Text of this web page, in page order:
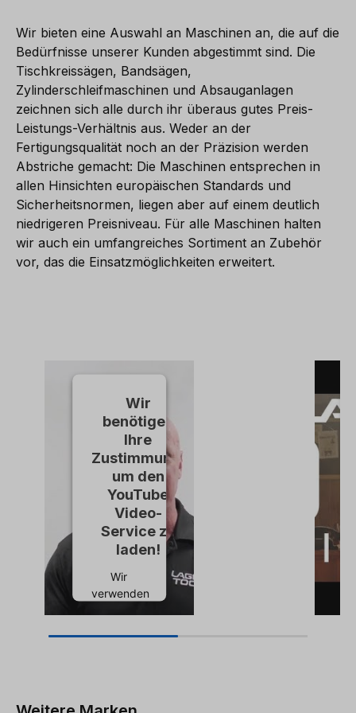
Wir bieten eine Auswahl an Maschinen an, die auf die
Bedürfnisse unserer Kunden abgestimmt sind. Die
Tischkreissägen, Bandsägen,
Zylinderschleifmaschinen und Absauganlagen
zeichnen sich alle durch ihr überaus gutes Preis-
Leistungs-Verhältnis aus. Weder an der
Fertigungsqualität noch an der Präzision werden
Abstriche gemacht: Die Maschinen entsprechen in
allen Hinsichten europäischen Standards und
Sicherheitsnormen, liegen aber auf einem deutlich
niedrigeren Preisniveau. Für alle Maschinen halten
wir auch ein umfangreiches Sortiment an Zubehör
vor, das die Einsatzmöglichkeiten erweitert.
Wir
benötigen
Ihre
Zustimmung,
um den
YouTube
Video-
Service zu
laden!
Wir
verwenden
einzubetten.